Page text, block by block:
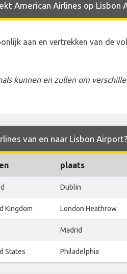
American Airlines op Lisbon
aan en vertrekken van de
kunnen en zullen om
van en naar Lisbon Airport?
plaats
Dublin
Kingdom London Heathrow
Madrid
States Philadelphia